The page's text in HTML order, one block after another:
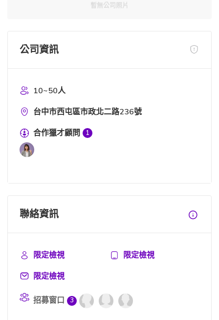
暫無公司照片
公司資訊
10~50人
台中市西屯區市政北二路236號
合作獵才顧問
1
聯絡資訊
限定檢視
限定檢視
限定檢視
招募窗口 3